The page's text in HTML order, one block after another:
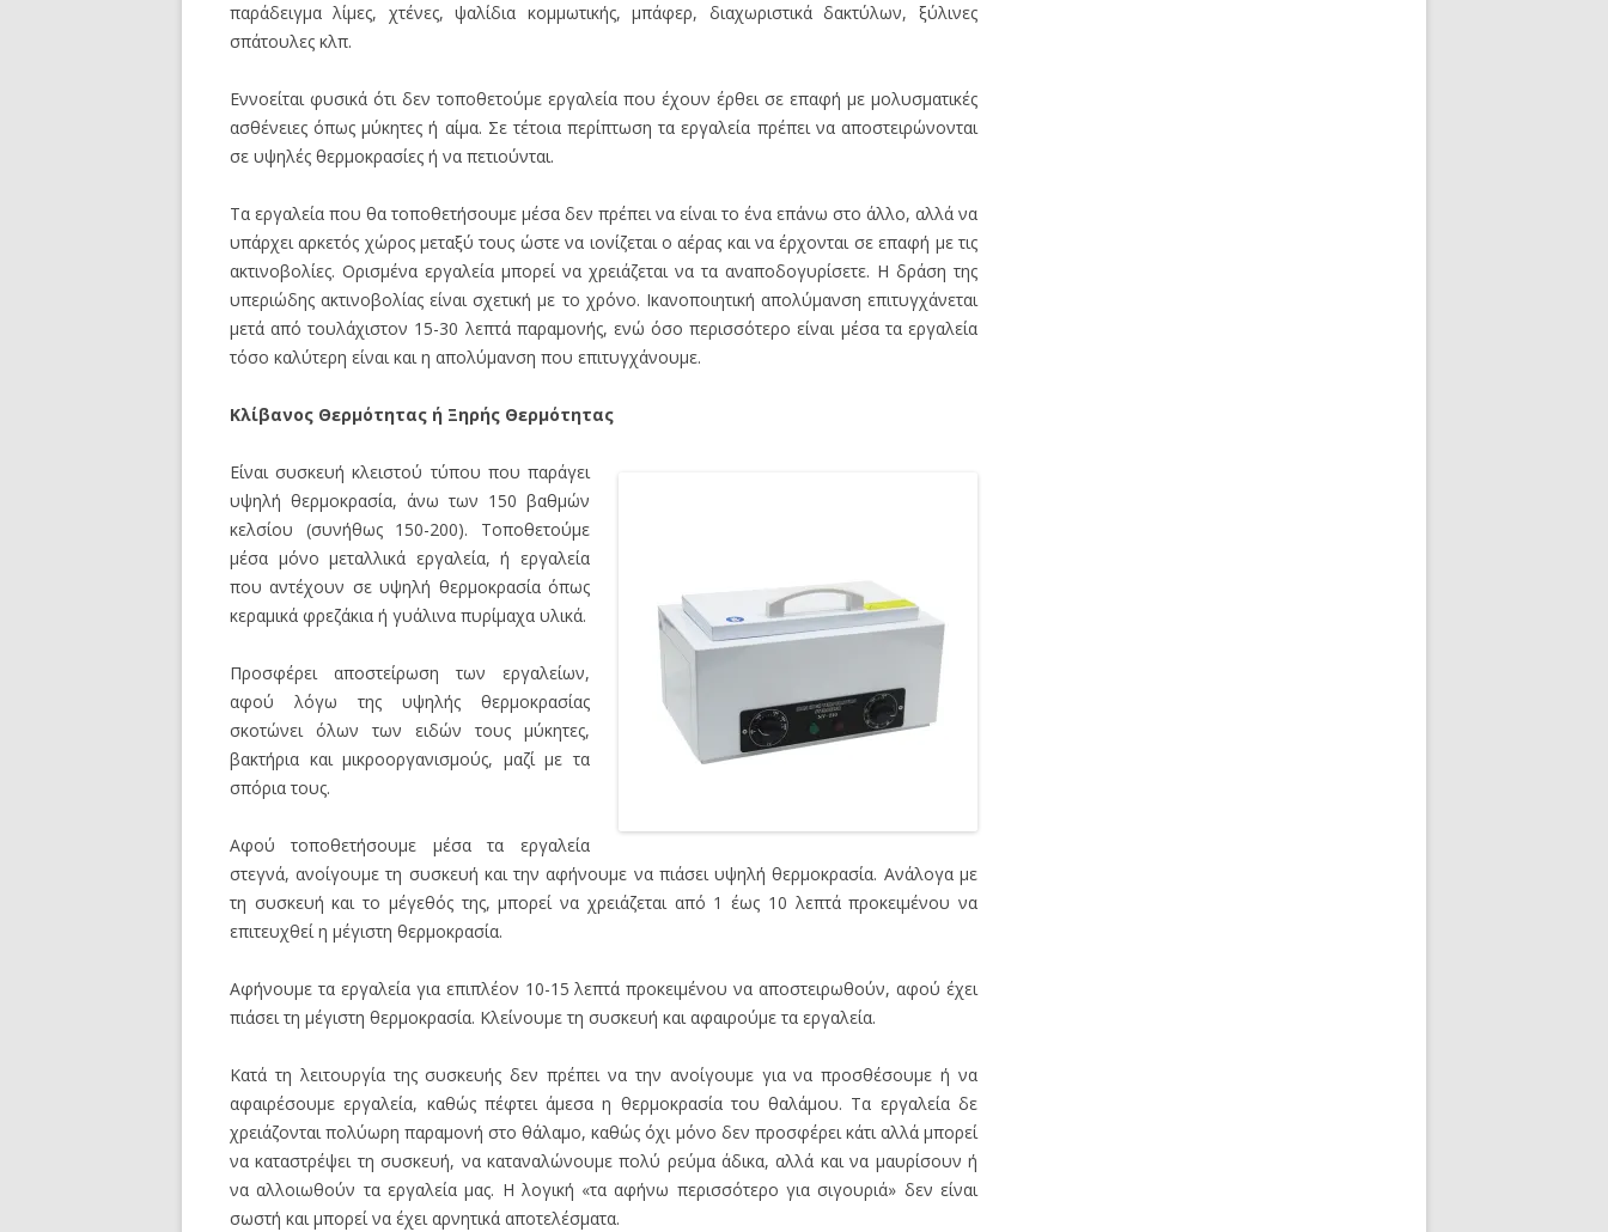
παράδειγμα λίμες, χτένες, ψαλίδια κομμωτικής, μπάφερ, διαχωριστικά δακτύλων, ξύλινες
σπάτουλες κλπ.
Εννοείται φυσικά ότι δεν τοποθετούμε εργαλεία που έχουν έρθει σε επαφή με μολυσματικές
ασθένειες όπως μύκητες ή αίμα. Σε τέτοια περίπτωση τα εργαλεία πρέπει να αποστειρώνονται
σε υψηλές θερμοκρασίες ή να πετιούνται.
Τα εργαλεία που θα τοποθετήσουμε μέσα δεν πρέπει να είναι το ένα επάνω στο άλλο, αλλά να
υπάρχει αρκετός χώρος μεταξύ τους ώστε να ιονίζεται ο αέρας και να έρχονται σε επαφή με τις
ακτινοβολίες. Ορισμένα εργαλεία μπορεί να χρειάζεται να τα αναποδογυρίσετε. Η δράση της
υπεριώδης ακτινοβολίας είναι σχετική με το χρόνο. Ικανοποιητική απολύμανση επιτυγχάνεται
μετά από τουλάχιστον 15-30 λεπτά παραμονής, ενώ όσο περισσότερο είναι μέσα τα εργαλεία
τόσο καλύτερη είναι και η απολύμανση που επιτυγχάνουμε.
Κλίβανος Θερμότητας ή Ξηρής Θερμότητας
Είναι συσκευή κλειστού τύπου που παράγει
υψηλή θερμοκρασία, άνω των 150 βαθμών
κελσίου (συνήθως 150-200). Τοποθετούμε
μέσα μόνο μεταλλικά εργαλεία, ή εργαλεία
που αντέχουν σε υψηλή θερμοκρασία όπως
κεραμικά φρεζάκια ή γυάλινα πυρίμαχα υλικά.
Προσφέρει αποστείρωση των εργαλείων,
αφού λόγω της υψηλής θερμοκρασίας
σκοτώνει όλων των ειδών τους μύκητες,
βακτήρια και μικροοργανισμούς, μαζί με τα
σπόρια τους.
Αφού τοποθετήσουμε μέσα τα εργαλεία
στεγνά, ανοίγουμε τη συσκευή και την αφήνουμε να πιάσει υψηλή θερμοκρασία. Ανάλογα με
τη συσκευή και το μέγεθός της, μπορεί να χρειάζεται από 1 έως 10 λεπτά προκειμένου να
επιτευχθεί η μέγιστη θερμοκρασία.
Αφήνουμε τα εργαλεία για επιπλέον 10-15 λεπτά προκειμένου να αποστειρωθούν, αφού έχει
πιάσει τη μέγιστη θερμοκρασία. Κλείνουμε τη συσκευή και αφαιρούμε τα εργαλεία.
Κατά τη λειτουργία της συσκευής δεν πρέπει να την ανοίγουμε για να προσθέσουμε ή να
αφαιρέσουμε εργαλεία, καθώς πέφτει άμεσα η θερμοκρασία του θαλάμου. Τα εργαλεία δε
χρειάζονται πολύωρη παραμονή στο θάλαμο, καθώς όχι μόνο δεν προσφέρει κάτι αλλά μπορεί
να καταστρέψει τη συσκευή, να καταναλώνουμε πολύ ρεύμα άδικα, αλλά και να μαυρίσουν ή
να αλλοιωθούν τα εργαλεία μας. Η λογική «τα αφήνω περισσότερο για σιγουριά» δεν είναι
σωστή και μπορεί να έχει αρνητικά αποτελέσματα.